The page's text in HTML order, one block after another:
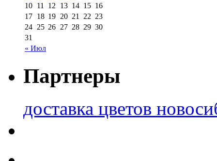
« Июл
10 11 12 13 14 15 16
17 18 19 20 21 22 23
24 25 26 27 28 29 30
31
Партнеры
доставка цветов